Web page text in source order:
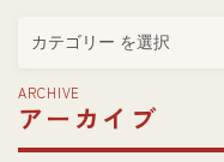
テ
ゴ
リ
ー
ARCHIVE
アーカイブ